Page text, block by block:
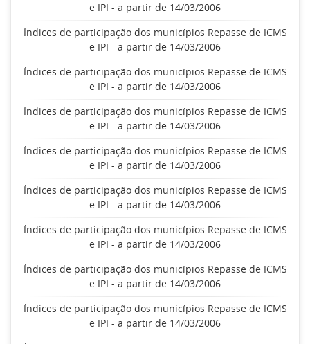
e IPI - a partir de 14/03/2006
Índices de participação dos municípios Repasse de ICMS
e IPI - a partir de 14/03/2006
Índices de participação dos municípios Repasse de ICMS
e IPI - a partir de 14/03/2006
Índices de participação dos municípios Repasse de ICMS
e IPI - a partir de 14/03/2006
Índices de participação dos municípios Repasse de ICMS
e IPI - a partir de 14/03/2006
Índices de participação dos municípios Repasse de ICMS
e IPI - a partir de 14/03/2006
Índices de participação dos municípios Repasse de ICMS
e IPI - a partir de 14/03/2006
Índices de participação dos municípios Repasse de ICMS
e IPI - a partir de 14/03/2006
Índices de participação dos municípios Repasse de ICMS
e IPI - a partir de 14/03/2006